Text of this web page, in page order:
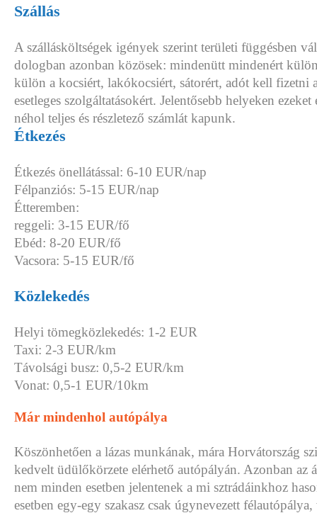
Szállás
A szállásköltségek igények szerint területi függésben
dologban azonban közösek: mindenütt mindenért
külön a kocsiért, lakókocsiért, sátorért, adót kell fizetni
esetleges szolgáltatásokért. Jelentősebb helyeken ezeket
néhol teljes és részletező számlát kapunk.
Étkezés
Étkezés önellátással: 6-10 EUR/nap
Félpanziós: 5-15 EUR/nap
Étteremben:
reggeli: 3-15 EUR/fő
Ebéd: 8-20 EUR/fő
Vacsora: 5-15 EUR/fő
Közlekedés
Helyi tömegközlekedés: 1-2 EUR
Taxi: 2-3 EUR/km
Távolsági busz: 0,5-2 EUR/km
Vonat: 0,5-1 EUR/10km
Már mindenhol autópálya
Köszönhetően a lázas munkának, mára Horvátország
kedvelt üdülőkörzete elérhető autópályán. Azonban az
nem minden esetben jelentenek a mi sztrádáinkhoz
esetben egy-egy szakasz csak úgynevezett